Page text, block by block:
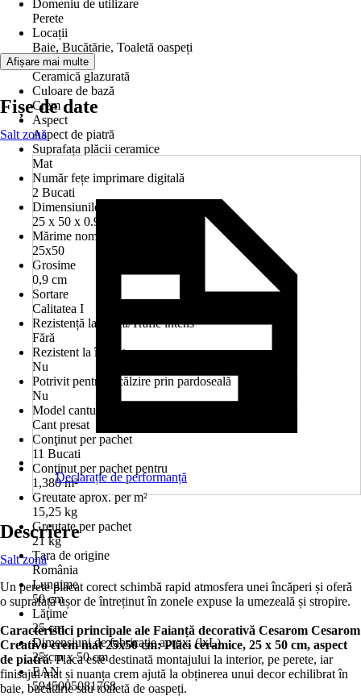
Domeniu de utilizare
Perete
Locații
Baie, Bucătărie, Toaletă oaspeți
Material
Ceramică glazurată
Culoare de bază
Crem
Aspect
Aspect de piatră
Suprafața plăcii ceramice
Mat
Număr fețe imprimare digitală
2 Bucati
Dimensiunile fabricaţie lxLxG în cm
25 x 50 x 0.9 cm
Mărime nominală în cm
25x50
Grosime
0,9 cm
Sortare
Calitatea I
Rezistență la uzură/Trafic intens
Fără
Rezistent la îngheţ
Nu
Potrivit pentru încălzire prin pardoseală
Nu
Model canturi
Cant presat
Conţinut per pachet
11 Bucati
Conţinut per pachet pentru
1,380 m²
Greutate aprox. per m²
15,25 kg
Greutate per pachet
21 kg
Ţara de origine
România
Lungime
50 cm
Lăţime
25 cm
Dimensiuni de fabricație aprox. (lxL)
25 cm x 50 cm
EAN
5945005081768
Afișare mai multe
Fișe de date
Salt zonă
Declarație de performanță
Descriere
Salt zonă
Un perete placat corect schimbă rapid atmosfera unei încăperi și oferă
o suprafață ușor de întreținut în zonele expuse la umezeală și stropire.
Caracteristici principale ale Faianță decorativă Cesarom Cesarom
Creativo crem mat 25x50 cm: Plăci ceramice, 25 x 50 cm, aspect
de piatră. Placa este destinată montajului la interior, pe perete, iar
finisajul mat și nuanța crem ajută la obținerea unui decor echilibrat în
baie, bucătărie sau toaletă de oaspeți.